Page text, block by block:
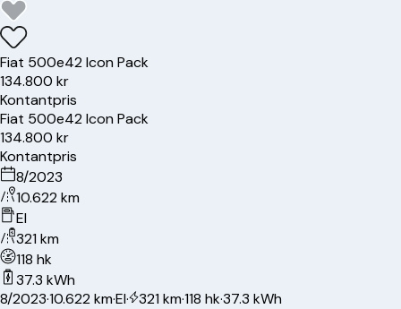
Fiat 500e42 Icon Pack
134.800 kr
Kontantpris
Fiat 500e42 Icon Pack
134.800 kr
Kontantpris
8/2023
10.622 km
El
321 km
118 hk
37.3 kWh
8/2023·10.622 km·El· 321 km·118 hk·37.3 kWh